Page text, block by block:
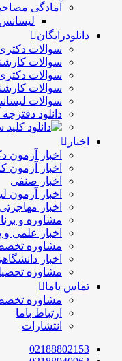
آمادگی
دانلودرایگان
سوالات
سوالات
سوالات
سوالات
سوالات
دانلود دفترچه
اخبار
اخبار
اخبار آزمون
اخبار صنفی
اخبار
اخبار
مشاوره و
اخبار علمی
مشاوره
اخبار
مشاوره
تماس باما
مشاوره
ارتباط باما
انتشارات
02188802153